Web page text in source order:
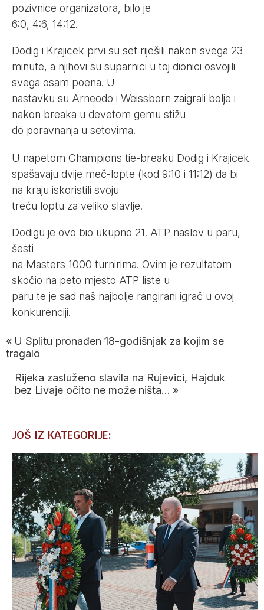
pozivnice organizatora, bilo je
6:0, 4:6, 14:12.
Dodig i Krajicek prvi su set riješili nakon svega 23
minute, a njihovi su suparnici u toj dionici osvojili
svega osam poena. U
nastavku su Arneodo i Weissborn zaigrali bolje i
nakon breaka u devetom gemu stižu
do poravnanja u setovima.
U napetom Champions tie-breaku Dodig i Krajicek
spašavaju dvije meč-lopte (kod 9:10 i 11:12) da bi
na kraju iskoristili svoju
treću loptu za veliko slavlje.
Dodigu je ovo bio ukupno 21. ATP naslov u paru,
šesti
na Masters 1000 turnirima. Ovim je rezultatom
skočio na peto mjesto ATP liste u
paru te je sad naš najbolje rangirani igrač u ovoj
konkurenciji.
« U Splitu pronađen 18-godišnjak za kojim se
tragalo
Rijeka zasluženo slavila na Rujevici, Hajduk
bez Livaje očito ne može ništa… »
JOŠ IZ KATEGORIJE: